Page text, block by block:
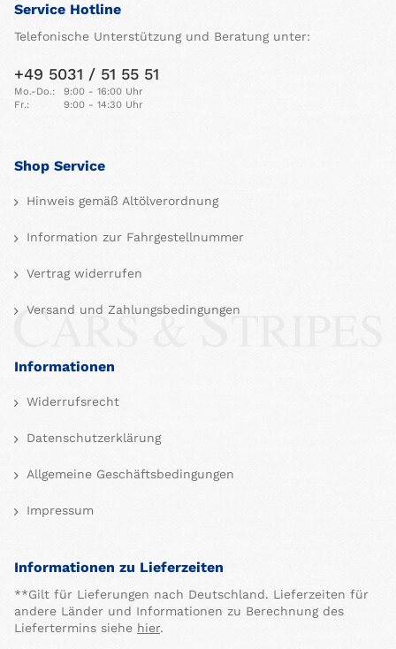
Service Hotline
Telefonische Unterstützung und Beratung unter:
+49 5031 / 51 55 51
Mo.-Do.:
9:00 - 16:00 Uhr
Fr.:
9:00 - 14:30 Uhr
Shop Service
Hinweis gemäß Altölverordnung
Information zur Fahrgestellnummer
Vertrag widerrufen
Versand und Zahlungsbedingungen
Informationen
Widerrufsrecht
Datenschutzerklärung
Allgemeine Geschäftsbedingungen
Impressum
Informationen zu Lieferzeiten
**Gilt für Lieferungen nach Deutschland. Lieferzeiten für
andere Länder und Informationen zu Berechnung des
Liefertermins siehe hier.